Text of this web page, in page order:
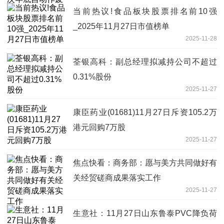
当前热议!食品板块股票排名前10强
_2025年11月27日市值榜单
2025-11-28
荃银高科：副总经理拟减持公司不超过
0.31%股份
2025-11-27
康臣药业(01681)11月27日斥资105.2万
港元回购7万股
2025-11-27
焦点快看：商务部：愿与美方共同做好有
关经贸磋商成果落实工作
2025-11-27
生意社：11月27日山东鲁泰PVC降负荷